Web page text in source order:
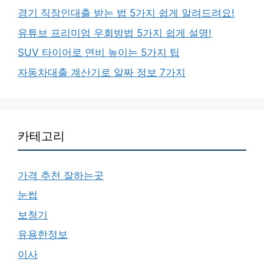
경기 직장인대출 받는 법 5가지 쉽게 알려드려요!
유튜브 프리미엄 우회방법 5가지 쉽게 설명!
SUV 타이어로 연비 높이는 5가지 팁
자동차대출 계산기로 알짜 정보 7가지
카테고리
가격 추천 잘하는곳
눈썹
보청기
유용한정보
이사